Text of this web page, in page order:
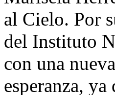
al Cielo. Por
del Instituto
con una
esperanza,